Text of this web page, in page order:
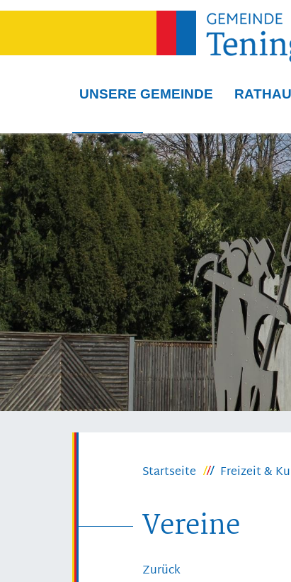
UNSERE GEMEINDE
Startseite Freizeit &
Vereine
Zurück